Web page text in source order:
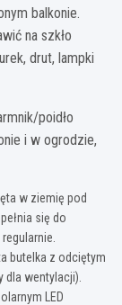
balkonie.
na szkło
drut, lampki
poidło
i w ogrodzie,
w ziemię pod
się do
butelka z odciętym
dla wentylacji).
LED